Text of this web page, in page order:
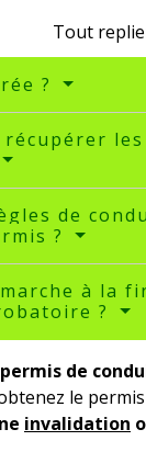
Tout
?
récupérer
de
?
à la
?
permis de
le permis
invalidation